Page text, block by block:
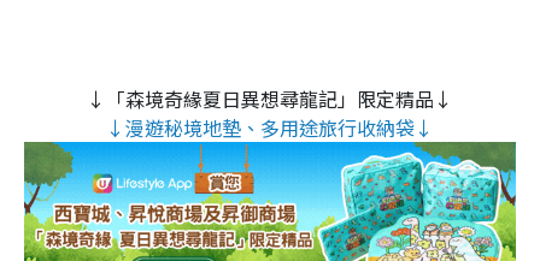
↓「森境奇緣夏日異想尋龍記」限定精品↓
↓漫遊秘境地墊、多用途旅行收納袋↓